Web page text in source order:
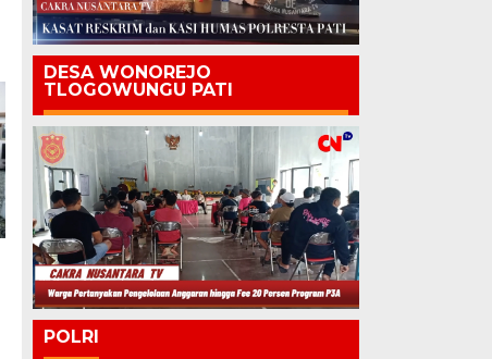
DESA WONOREJO
TLOGOWUNGU PATI
POLRI